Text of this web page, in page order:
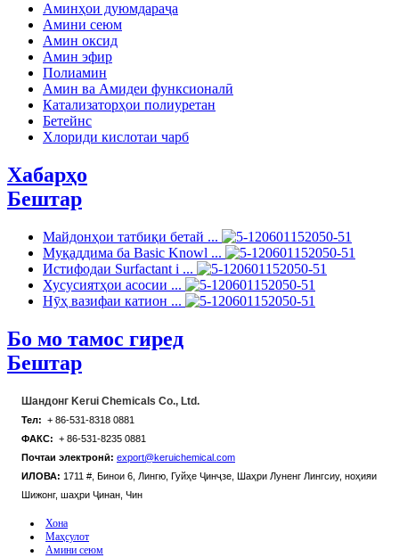
Аминҳои дуюмдараҷа
Амини сеюм
Амин оксид
Амин эфир
Полиамин
Амин ва Амидеи функсионалӣ
Катализаторҳои полиуретан
Бетейнс
Хлориди кислотаи чарб
Хабарҳо
Бештар
Майдонҳои татбиқи бетай ...
Муқаддима ба Basic Knowl ...
Истифодаи Surfactant i ...
Хусусиятҳои асосии ...
Нӯҳ вазифаи катион ...
Бо мо тамос гиред
Бештар
Шандонг Kerui Chemicals Co., Ltd.
Тел: + 86-531-8318 0881
ФАКС: + 86-531-8235 0881
Почтаи электронӣ: export@keruichemical.com
ИЛОВА: 1711 #, Бинои 6, Лингю, Гуйҳе Ҷинҷзе, Шаҳри Луненг Лингсиу, ноҳияи
Шижонг, шаҳри Ҷинан, Чин
Хона
Маҳсулот
Амини сеюм